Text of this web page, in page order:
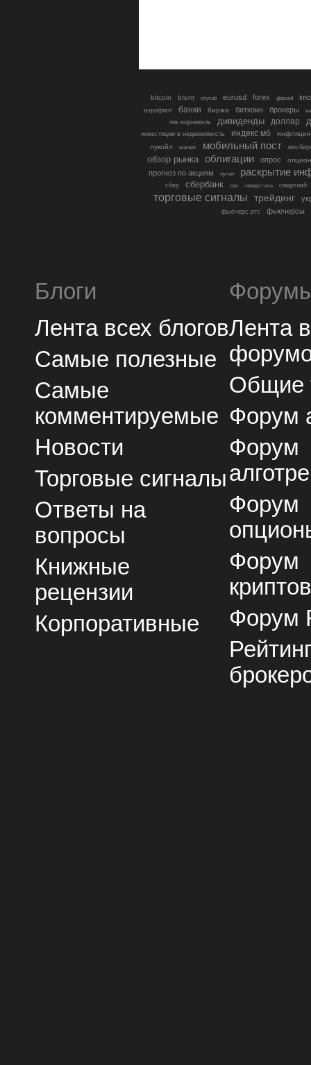
bitcoin brent cnyrub eurusd forex gbpusd
аэрофлот банки биржа биткоин брокеры
гмк норникель
дивиденды доллар
инвестиции в недвижимость индекс мб
инфляция
лукойл
магнит мобильный пост
обзор рынка облигации опрос
прогноз по акциям путин раскрытие
сбер сбербанк сво северсталь смартлаб
торговые сигналы трейдинг
фьючерс ртс фьючерсы
Блоги
Лента всех блогов
Самые полезные
Самые
комментируемые
Новости
Торговые сигналы
Ответы на
вопросы
Книжные
рецензии
Корпоративные
Лента
Общие
Форум
Форум
Форум
Форум
Форум